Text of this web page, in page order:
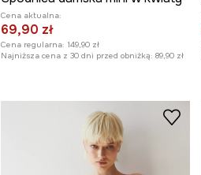
Cena aktualna:
69,90 zł
Cena regularna: 149,90 zł
Najniższa cena z 30 dni przed obniżką: 89,90 zł